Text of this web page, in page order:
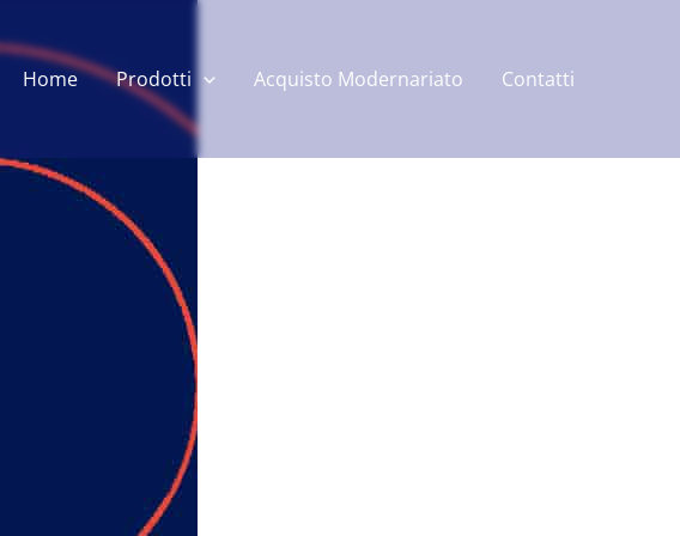
Home Prodotti Acquisto Modernariato Contatti